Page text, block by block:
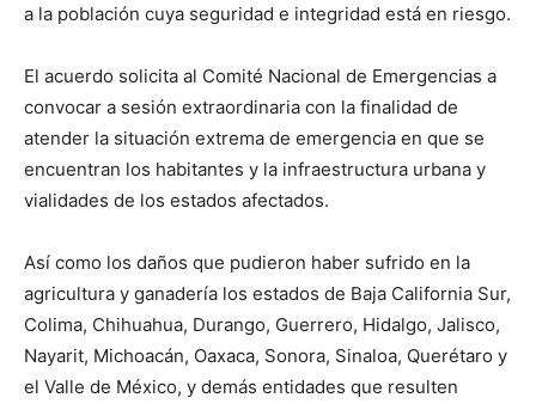
a la población cuya seguridad e integridad está en riesgo.
El acuerdo solicita al Comité Nacional de Emergencias a
convocar a sesión extraordinaria con la finalidad de
atender la situación extrema de emergencia en que se
encuentran los habitantes y la infraestructura urbana y
vialidades de los estados afectados.
Así como los daños que pudieron haber sufrido en la
agricultura y ganadería los estados de Baja California Sur,
Colima, Chihuahua, Durango, Guerrero, Hidalgo, Jalisco,
Nayarit, Michoacán, Oaxaca, Sonora, Sinaloa, Querétaro y
el Valle de México, y demás entidades que resulten